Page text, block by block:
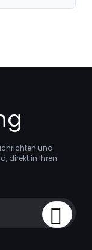
und
direkt in Ihren
Sign Up